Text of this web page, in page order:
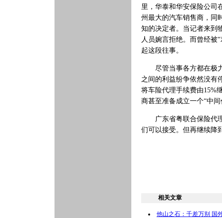
里，华泰和华安保险公司
州最大的汽车销售商，同
知的决定者。当记者来到
人员婉言拒绝。而曾经被
起这段往事。
尽管当事各方都在极力
之间的利益纷争依然没有
将车险代理手续费由15%
商甚至准备成立一个“中
广东省粤联合保险代理
们可以接受。但再继续降
相关文章
他山之石：千差万别 国